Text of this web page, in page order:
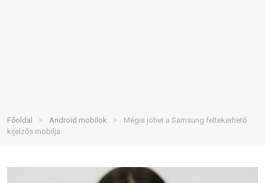
Főoldal » Android mobilok »
Mégis jöhet a Samsung feltekerhető
kijelzős mobilja